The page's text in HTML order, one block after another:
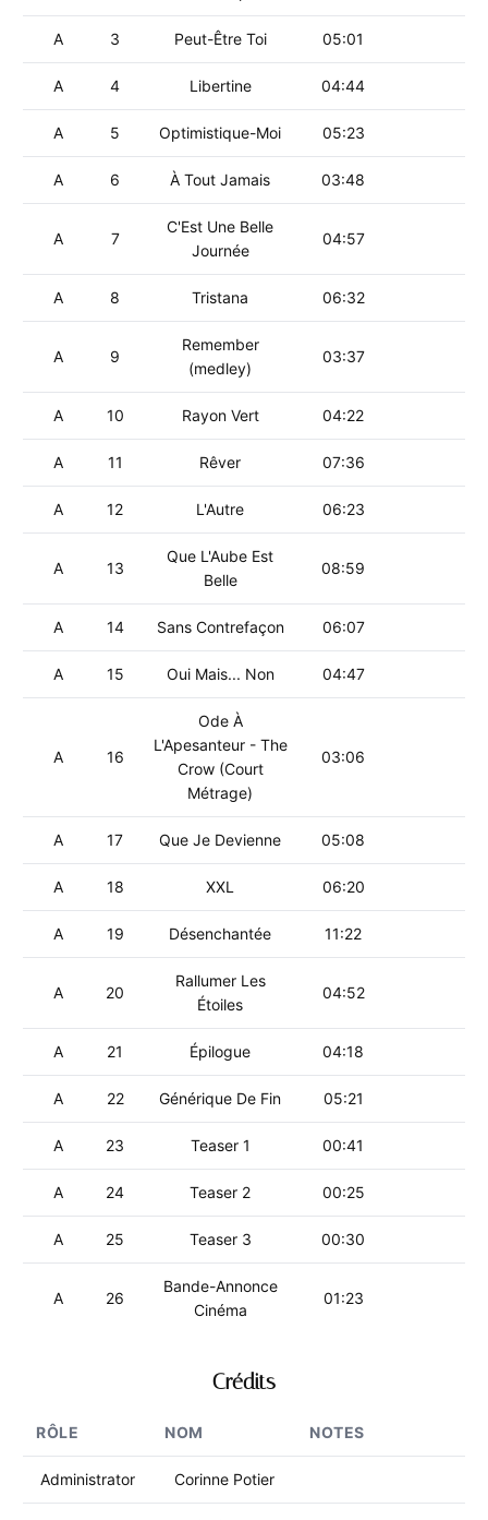
A 3 Peut-Être Toi 05:01
A 4 Libertine 04:44
A 5 Optimistique-Moi 05:23
A 6 À Tout Jamais 03:48
A 7
C'Est Une Belle
Journée
04:57
A 8 Tristana 06:32
A 9
Remember
(medley)
03:37
A 10 Rayon Vert 04:22
A 11 Rêver 07:36
A 12 L'Autre 06:23
A 13
Que L'Aube Est
Belle
08:59
A 14 Sans Contrefaçon 06:07
A 15 Oui Mais... Non 04:47
A 16
Ode À
L'Apesanteur - The
Crow (Court
Métrage)
03:06
A 17 Que Je Devienne 05:08
A 18 XXL 06:20
A 19 Désenchantée 11:22
A 20
Rallumer Les
Étoiles
04:52
A 21 Épilogue 04:18
A 22 Générique De Fin 05:21
A 23 Teaser 1 00:41
A 24 Teaser 2 00:25
A 25 Teaser 3 00:30
A 26
Bande-Annonce
Cinéma
01:23
Crédits
RÔLE NOM NOTES
Administrator Corinne Potier